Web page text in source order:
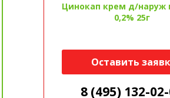
Цинокап крем д/наруж
0,2% 25г
Оставить
8 (495) 132-